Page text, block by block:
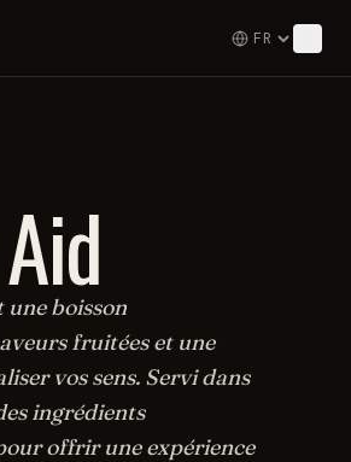
boisson
fruitées et une
vos sens. Servi dans
ingrédients
offrir une expérience